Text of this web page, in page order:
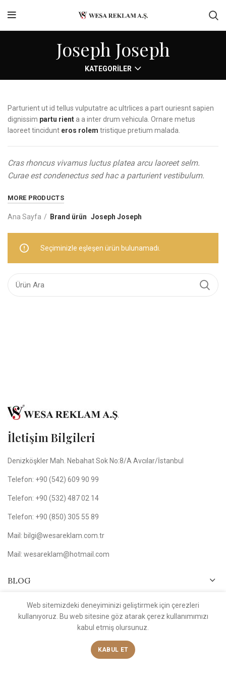
Joseph Joseph
KATEGORILER
Parturient ut id tellus vulputatre ac ultrlices a part ouriesnt sapien
dignissim partu rient a a inter drum vehicula. Ornare metus
laoreet tincidunt eros rolem tristique pretium malada.
Cras rhoncus vivamus luctus platea arcu laoreet selm.
Curae est condenectus sed hac a parturient vestibulum.
MORE PRODUCTS
Ana Sayfa Brand ürün Joseph Joseph
Seçiminizle eşleşen ürün bulunamadı.
İletişim Bilgileri
Denizköşkler Mah. Nebahat Sok No:8/A Avcılar/İstanbul
Telefon: +90 (542) 609 90 99
Telefon: +90 (532) 487 02 14
Telefon: +90 (850) 305 55 89
Mail: bilgi@wesareklam.com.tr
Mail: wesareklam@hotmail.com
BLOG
MAĞAZAMIZ
Web sitemizdeki deneyiminizi geliştirmek için çerezleri
kullanıyoruz. Bu web sitesine göz atarak çerez kullanımımızı
kabul etmiş olursunuz.
KABUL ET